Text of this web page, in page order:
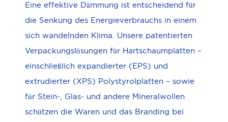
Eine effektive Dämmung ist entscheidend für
die Senkung des Energieverbrauchs in einem
sich wandelnden Klima. Unsere patentierten
Verpackungslösungen für Hartschaumplatten –
einschließlich expandierter (EPS) und
extrudierter (XPS) Polystyrolplatten – sowie
für Stein-, Glas- und andere Mineralwollen
schützen die Waren und das Branding bei